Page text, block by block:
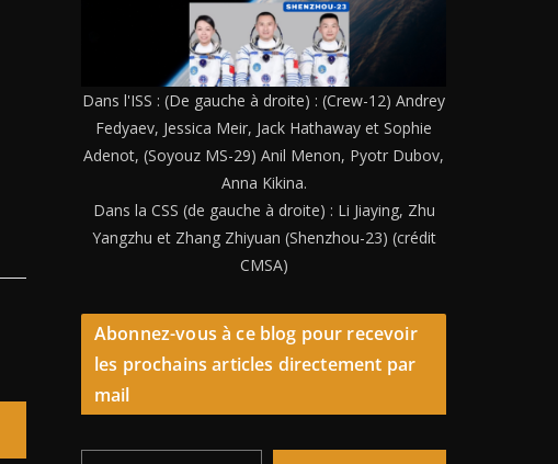
Dans l'ISS : (De gauche à droite) : (Crew-12) Andrey
Fedyaev, Jessica Meir, Jack Hathaway et Sophie
Adenot, (Soyouz MS-29) Anil Menon, Pyotr Dubov,
Anna Kikina.
Dans la CSS (de gauche à droite) : Li Jiaying, Zhu
Yangzhu et Zhang Zhiyuan (Shenzhou-23) (crédit
CMSA)
Abonnez-vous à ce blog pour recevoir
les prochains articles directement par
mail
Saisissez votre adresse e-mail…